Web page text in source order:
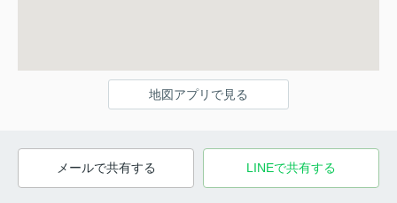
地図アプリで見る
メールで共有する LINEで共有する